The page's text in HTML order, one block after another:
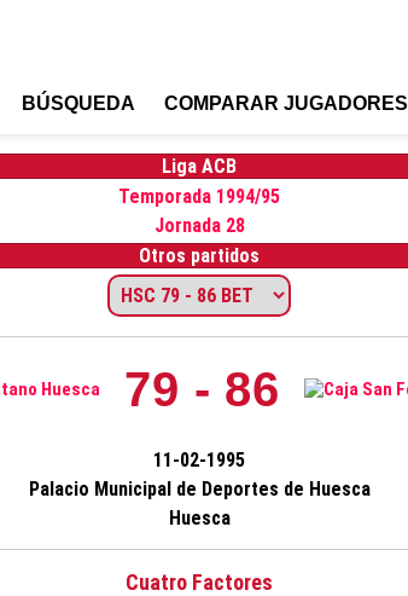
BÚSQUEDA COMPARAR JUGADORES
Liga ACB
Temporada 1994/95
Jornada 28
Otros partidos
79 - 86
11-02-1995
Palacio Municipal de Deportes de Huesca
Huesca
Cuatro Factores